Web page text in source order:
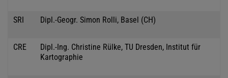
SRI Dipl.-Geogr. Simon Rolli, Basel (CH)
CRE
Dipl.-Ing. Christine Rülke, TU Dresden, Institut für
Kartographie